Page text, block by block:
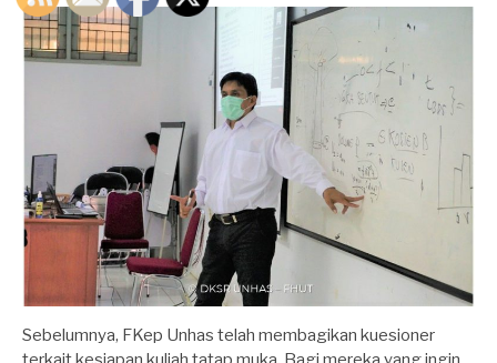
Sebelumnya, FKep Unhas telah membagikan kuesioner